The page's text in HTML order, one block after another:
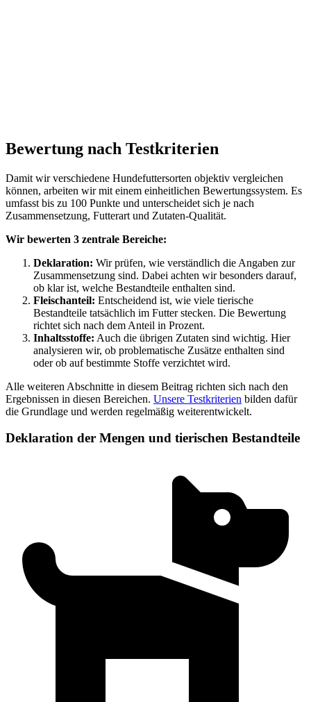
Bewertung nach Testkriterien
Damit wir verschiedene Hundefuttersorten objektiv vergleichen
können, arbeiten wir mit einem einheitlichen Bewertungssystem. Es
umfasst bis zu 100 Punkte und unterscheidet sich je nach
Zusammensetzung, Futterart und Zutaten-Qualität.
Wir bewerten 3 zentrale Bereiche:
Deklaration: Wir prüfen, wie verständlich die Angaben zur
Zusammensetzung sind. Dabei achten wir besonders darauf,
ob klar ist, welche Bestandteile enthalten sind.
Fleischanteil: Entscheidend ist, wie viele tierische
Bestandteile tatsächlich im Futter stecken. Die Bewertung
richtet sich nach dem Anteil in Prozent.
Inhaltsstoffe: Auch die übrigen Zutaten sind wichtig. Hier
analysieren wir, ob problematische Zusätze enthalten sind
oder ob auf bestimmte Stoffe verzichtet wird.
Alle weiteren Abschnitte in diesem Beitrag richten sich nach den
Ergebnissen in diesen Bereichen. Unsere Testkriterien bilden dafür
die Grundlage und werden regelmäßig weiterentwickelt.
Deklaration der Mengen und tierischen Bestandteile